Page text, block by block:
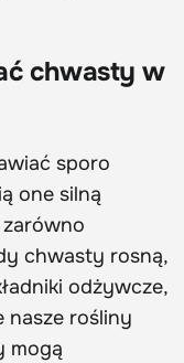
chwasty w
sporo
one silną
chwasty rosną,
odżywcze,
nasze rośliny
mogą